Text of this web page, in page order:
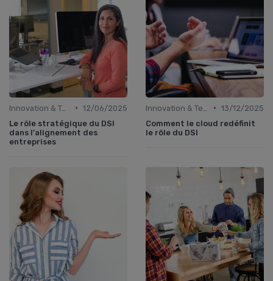
Innovation & Tendances • 12/06/2025
Le rôle stratégique du DSI
dans l'alignement des
entreprises
• 13/12/2025
Comment le cloud redéfinit
le rôle du DSI